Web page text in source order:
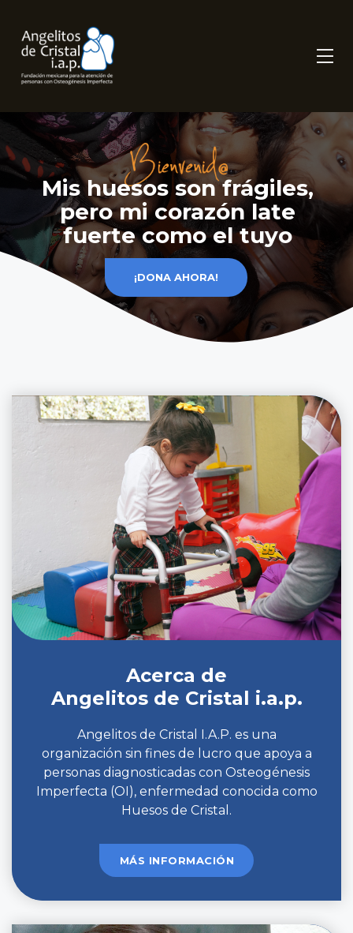
Mis huesos son frágiles,
pero mi corazón late
fuerte como el tuyo
¡DONA AHORA!
Acerca de
Angelitos de Cristal i.a.p.
Angelitos de Cristal I.A.P. es una
organización sin fines de lucro que apoya a
personas diagnosticadas con Osteogénesis
Imperfecta (OI), enfermedad conocida como
Huesos de Cristal.
MÁS INFORMACIÓN